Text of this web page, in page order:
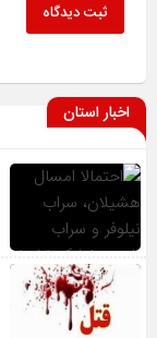
ثبت دیدگاه
اخبار استان